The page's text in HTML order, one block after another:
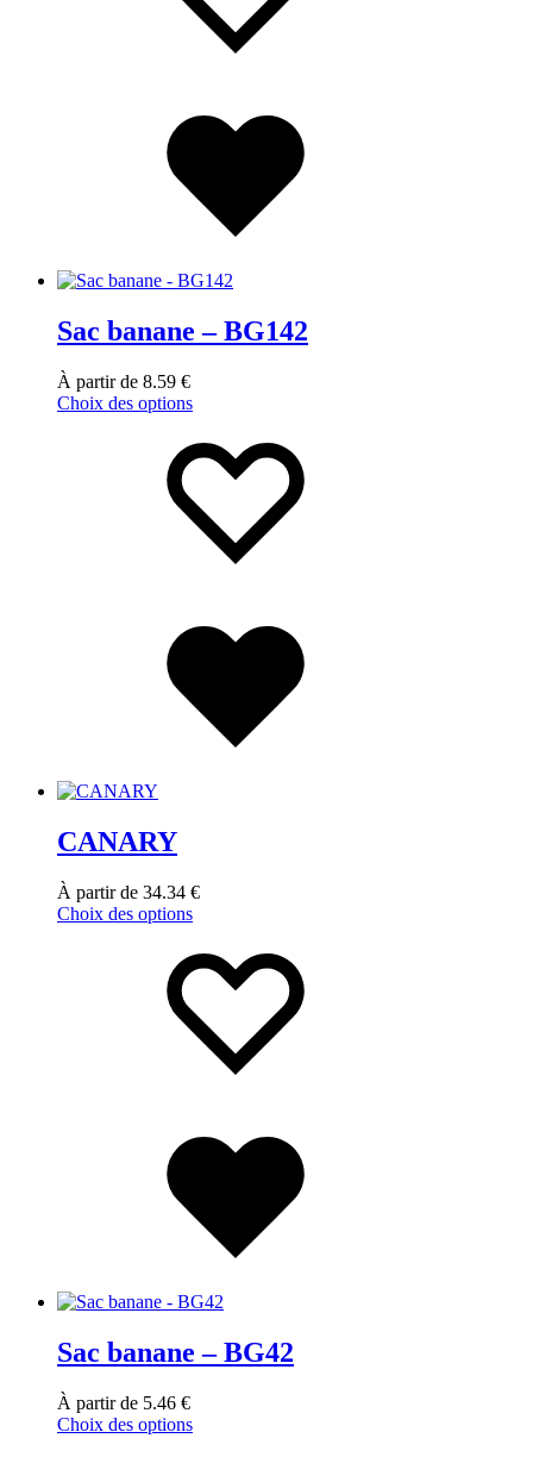
Sac banane – BG142
À partir de 8.59 €
Choix des options
CANARY
À partir de 34.34 €
Choix des options
Sac banane – BG42
À partir de 5.46 €
Choix des options